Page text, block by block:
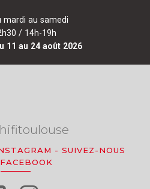
mardi au samedi
/ 14h-19h
11 au 24 août 2026
- SUIVEZ-NOUS